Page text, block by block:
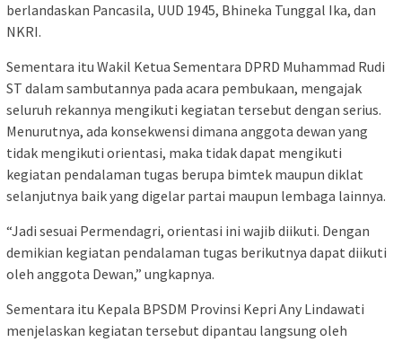
berlandaskan Pancasila, UUD 1945, Bhineka Tunggal Ika, dan
NKRI.
Sementara itu Wakil Ketua Sementara DPRD Muhammad Rudi
ST dalam sambutannya pada acara pembukaan, mengajak
seluruh rekannya mengikuti kegiatan tersebut dengan serius.
Menurutnya, ada konsekwensi dimana anggota dewan yang
tidak mengikuti orientasi, maka tidak dapat mengikuti
kegiatan pendalaman tugas berupa bimtek maupun diklat
selanjutnya baik yang digelar partai maupun lembaga lainnya.
“Jadi sesuai Permendagri, orientasi ini wajib diikuti. Dengan
demikian kegiatan pendalaman tugas berikutnya dapat diikuti
oleh anggota Dewan,” ungkapnya.
Sementara itu Kepala BPSDM Provinsi Kepri Any Lindawati
menjelaskan kegiatan tersebut dipantau langsung oleh